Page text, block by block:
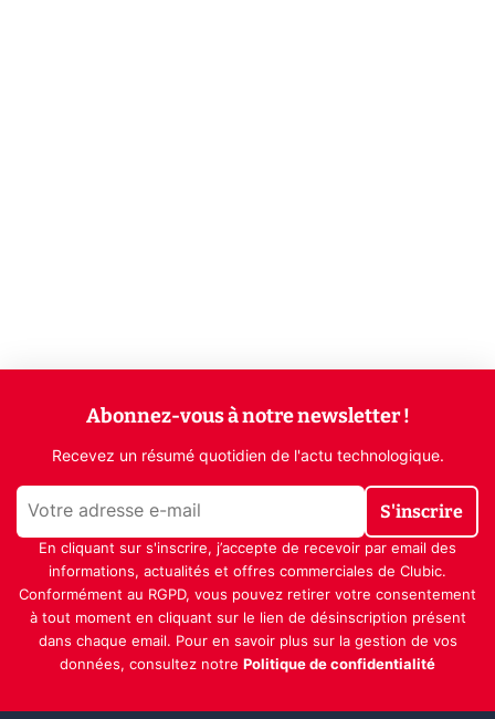
Abonnez-vous à notre newsletter !
Recevez un résumé quotidien de l'actu technologique.
S'inscrire
En cliquant sur s'inscrire, j’accepte de recevoir par email des
informations, actualités et offres commerciales de Clubic.
Conformément au RGPD, vous pouvez retirer votre consentement
à tout moment en cliquant sur le lien de désinscription présent
dans chaque email. Pour en savoir plus sur la gestion de vos
données, consultez notre Politique de confidentialité